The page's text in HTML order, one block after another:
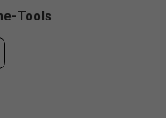
Tools